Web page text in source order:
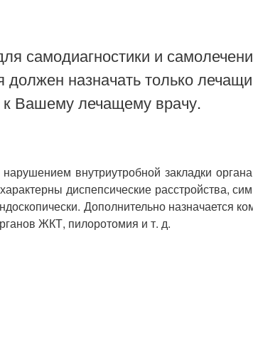
самодиагностики и
назначать только
к Вашему лечащему врачу.
внутриутробной закладки
диспепсические расстройства,
Дополнительно назначается
ЖКТ, пилоротомия и т. д.